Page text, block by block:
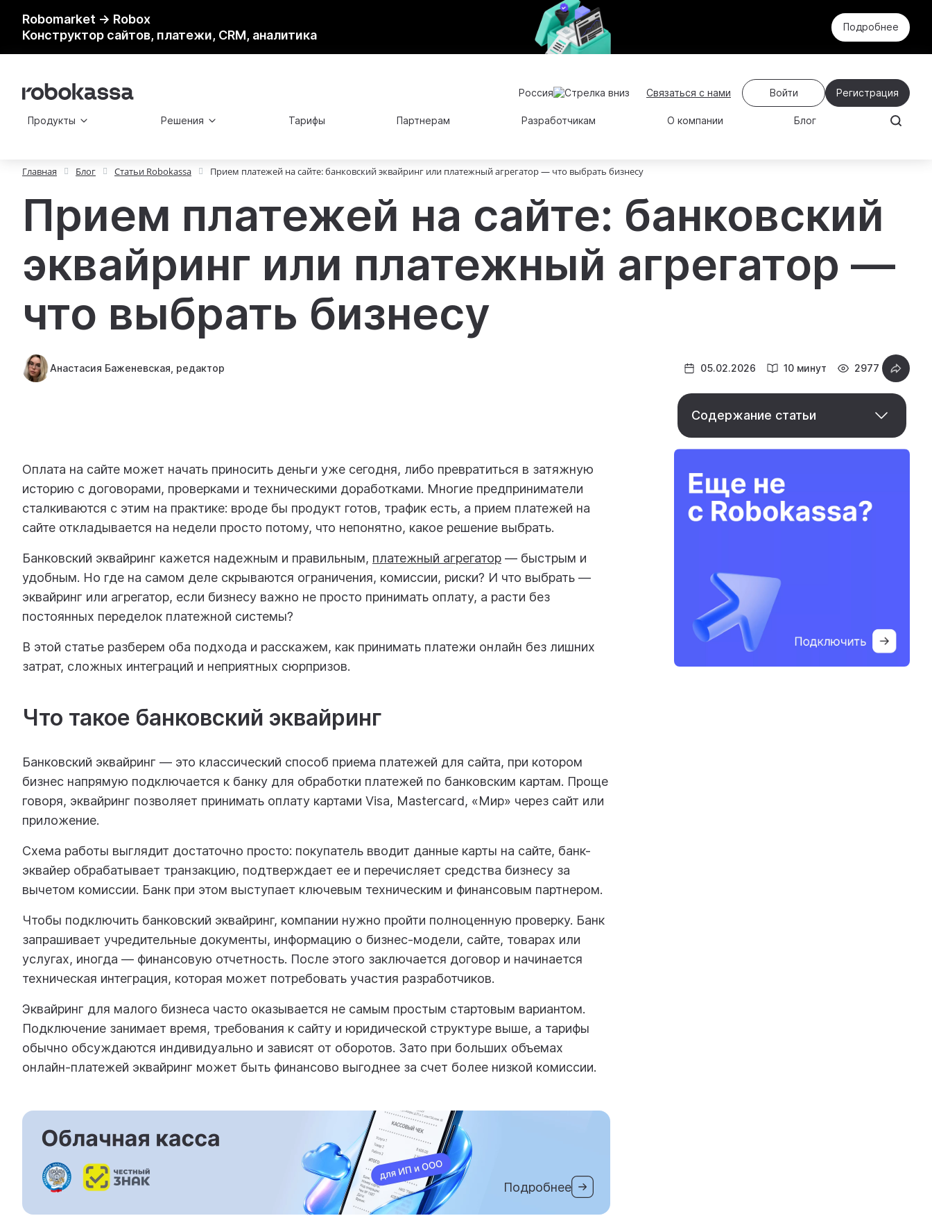
Robomarket → Robox
Конструктор сайтов, платежи, CRM, аналитика
Подробнее
Россия Связаться с нами Войти Регистрация
Продукты Решения Тарифы Партнерам Разработчикам О компании Блог
Главная Блог Статьи Robokassa Прием платежей на сайте: банковский эквайринг или платежный агрегатор — что выбрать бизнесу
Прием платежей на сайте: банковский
эквайринг или платежный агрегатор —
что выбрать бизнесу
Анастасия Баженевская, редактор 05.02.2026 10 минут 2977
Содержание статьи
Оплата на сайте может начать приносить деньги уже сегодня, либо превратиться в затяжную
историю с договорами, проверками и техническими доработками. Многие предприниматели
сталкиваются с этим на практике: вроде бы продукт готов, трафик есть, а прием платежей на
сайте откладывается на недели просто потому, что непонятно, какое решение выбрать.
Банковский эквайринг кажется надежным и правильным, платежный агрегатор — быстрым и
удобным. Но где на самом деле скрываются ограничения, комиссии, риски? И что выбрать —
эквайринг или агрегатор, если бизнесу важно не просто принимать оплату, а расти без
постоянных переделок платежной системы?
В этой статье разберем оба подхода и расскажем, как принимать платежи онлайн без лишних
затрат, сложных интеграций и неприятных сюрпризов.
Что такое банковский эквайринг
Банковский эквайринг — это классический способ приема платежей для сайта, при котором
бизнес напрямую подключается к банку для обработки платежей по банковским картам. Проще
говоря, эквайринг позволяет принимать оплату картами Visa, Mastercard, «Мир» через сайт или
приложение.
Схема работы выглядит достаточно просто: покупатель вводит данные карты на сайте, банк-
эквайер обрабатывает транзакцию, подтверждает ее и перечисляет средства бизнесу за
вычетом комиссии. Банк при этом выступает ключевым техническим и финансовым партнером.
Чтобы подключить банковский эквайринг, компании нужно пройти полноценную проверку. Банк
запрашивает учредительные документы, информацию о бизнес-модели, сайте, товарах или
услугах, иногда — финансовую отчетность. После этого заключается договор и начинается
техническая интеграция, которая может потребовать участия разработчиков.
Эквайринг для малого бизнеса часто оказывается не самым простым стартовым вариантом.
Подключение занимает время, требования к сайту и юридической структуре выше, а тарифы
обычно обсуждаются индивидуально и зависят от оборотов. Зато при больших объемах
онлайн-платежей эквайринг может быть финансово выгоднее за счет более низкой комиссии.
Подробнее